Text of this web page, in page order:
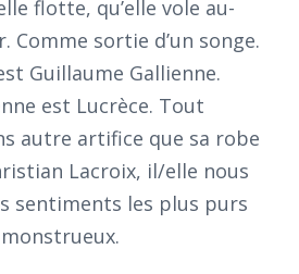
flotte, qu’elle vole au-
Comme sortie d’un songe.
Guillaume Gallienne.
est Lucrèce. Tout
autre artifice que sa robe
Lacroix, il/elle nous
sentiments les plus purs